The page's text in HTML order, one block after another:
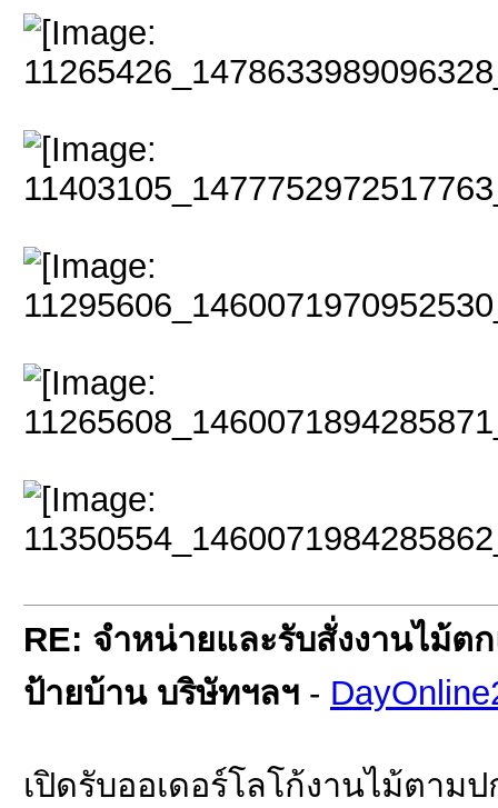
RE: จำหน่ายและรับสั่งงานไม้ต
ป้ายบ้าน บริษัทฯลฯ -
เปิดรับออเดอร์โลโก้งานไม้ตาม